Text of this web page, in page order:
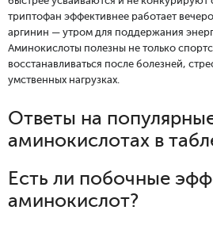
триптофан эффективнее работает
аргинин — утром для поддержания
Аминокислоты полезны не только
восстанавливаться после болезней,
умственных нагрузках.
Ответы на
аминокислотах в
Есть ли побочные
аминокислот?